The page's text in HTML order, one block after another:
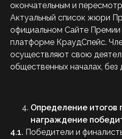
окончательным и
Актуальный список жюри
официальном Сайте Премии
платформе КраудСпейс.
осуществляют свою
общественных началах, без
Определение итогов
награждение
4.1. Победители и